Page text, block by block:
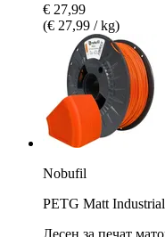
€ 27,99
(€ 27,99 / kg)
Nobufil
PETG Matt
Лесен за печат